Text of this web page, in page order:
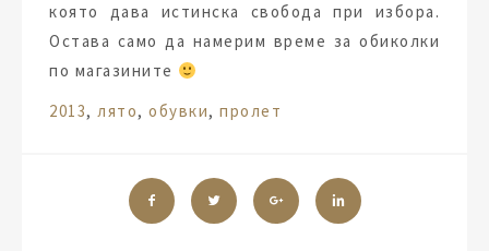
която дава истинска свобода при избора.
Остава само да намерим време за обиколки
по магазините
Tags:
2013, лято, обувки, пролет